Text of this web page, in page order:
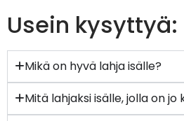
Usein kysyttyä:
Mikä on hyvä lahja isälle?
Mitä lahjaksi isälle, jolla on jo